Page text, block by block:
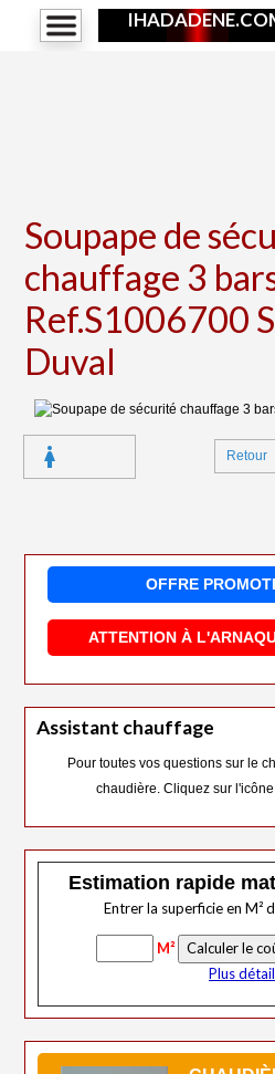
Soupape de
chauffage 3
Ref.S1006700
Duval
Retour
OFFRE
ATTENTION À
Assistant chauffage
Pour toutes vos questions sur le
chaudière. Cliquez sur l'icône
Estimation rapide
Entrer la superficie en M²
M²
Plus